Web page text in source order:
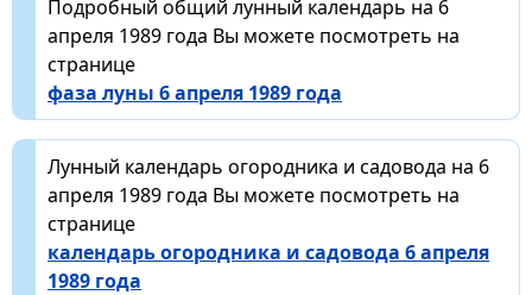
Подробный общий лунный календарь на 6
апреля 1989 года Вы можете посмотреть на
странице
фаза луны 6 апреля 1989 года
Лунный календарь огородника и садовода на 6
апреля 1989 года Вы можете посмотреть на
странице
календарь огородника и садовода 6 апреля
1989 года